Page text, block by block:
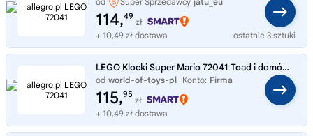
114,49
zł
+ 10,49 zł dostawa
ostatnie 3 sztuki
LEGO Klocki Super Mario 72041 Toad i domówka
od world-of-toys-pl Konto: Firma
115,95
zł
+ 10,49 zł dostawa